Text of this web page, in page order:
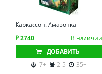
Каркассон. Амазонка
₽ 2740
В наличии
ДОБАВИТЬ
7+
2-5 35+